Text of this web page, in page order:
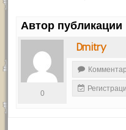
Автор публикации
Dmitry
0